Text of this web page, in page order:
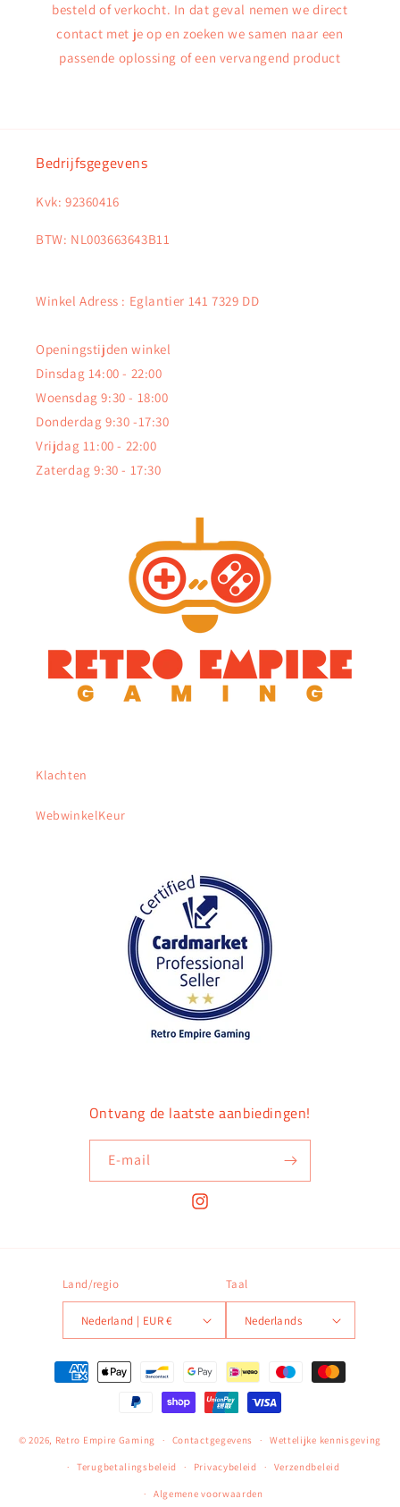
besteld of verkocht. In dat geval nemen we direct
contact met je op en zoeken we samen naar een
passende oplossing of een vervangend product
Bedrijfsgegevens
Kvk: 92360416
BTW: NL003663643B11
Winkel Adress : Eglantier 141 7329 DD
Openingstijden winkel
Dinsdag 14:00 - 22:00
Woensdag 9:30 - 18:00
Donderdag 9:30 -17:30
Vrijdag 11:00 - 22:00
Zaterdag 9:30 - 17:30
Klachten
WebwinkelKeur
Ontvang de laatste aanbiedingen!
E‑mail
Instagram
Land/regio
Nederland | EUR €
Taal
Nederlands
Betaalmethoden
© 2026, Retro Empire Gaming Contactgegevens Wettelijke kennisgeving
Terugbetalingsbeleid Privacybeleid Verzendbeleid
Algemene voorwaarden